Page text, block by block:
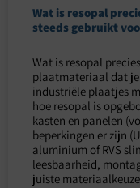
Wat is resopal
steeds gebruikt
Wat is resopal
plaatmateriaal dat
industriële plaatjes
hoe resopal is
kasten en panelen
beperkingen er zijn
aluminium of RVS
leesbaarheid,
juiste